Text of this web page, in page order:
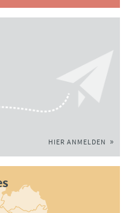
HIER ANMELDEN